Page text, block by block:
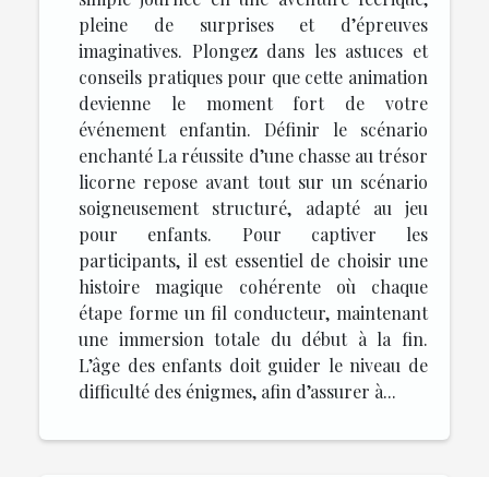
pleine de surprises et d’épreuves
imaginatives. Plongez dans les astuces et
conseils pratiques pour que cette animation
devienne le moment fort de votre
événement enfantin. Définir le scénario
enchanté La réussite d’une chasse au trésor
licorne repose avant tout sur un scénario
soigneusement structuré, adapté au jeu
pour enfants. Pour captiver les
participants, il est essentiel de choisir une
histoire magique cohérente où chaque
étape forme un fil conducteur, maintenant
une immersion totale du début à la fin.
L’âge des enfants doit guider le niveau de
difficulté des énigmes, afin d’assurer à...